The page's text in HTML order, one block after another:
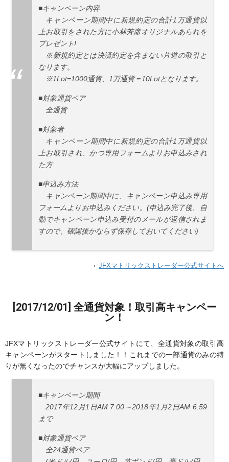
■キャンペーン内容
キャンペーン期間中に新規約定の合計1万通貨以
上お取引をされた方に小林芳彦オリジナルあられを
プレゼント!
※新規約定とは決済約定を含まない片道の取引と
なります。
※1Lot=1000通貨、1万通貨＝10Lotとなります。
■対象通貨ペア
全通貨
■対象者
キャンペーン期間中に新規約定の合計1万通貨以
上お取引され、かつ専用フォームよりお申込みされ
た方
■申込み方法
キャンペーン期間中に、キャンペーン申込み専用
フォームよりお申込みください。(申込み完了後、自
動でキャンペーン申込み受付のメールが返信されま
すので、確認後かならず保存しておいてください)
JFXマトリックストレーダー公式サイトへ
[2017/12/01] 全通貨対象！取引高キャンペー
ン！
JFXマトリックストレーダー公式サイトにて、全通貨対象の取引高
キャンペーンがスタートしました！！これまでの一部通貨のみの縛
りが無くなったのでチャンスが大幅にアップしました。
■キャンペーン期間
2017年12月1日AM 7:00～2018年1月2日AM 6:59
まで
■対象通貨ペア
全24通貨ペア